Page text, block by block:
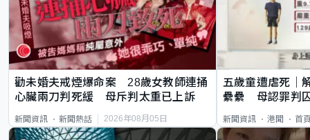
勸未婚夫戒煙爆命案 28歲女教師連捅
心臟兩刀判死緩 母斥判太重已上訴
新聞資訊 新聞熱話 2026年08月05日
五歲童遭虐死｜
纍纍 母認罪判
新聞資訊 港聞 首